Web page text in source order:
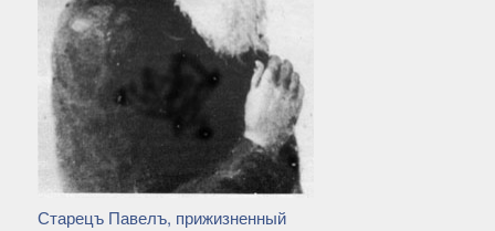
Старецъ Павелъ, прижизненный